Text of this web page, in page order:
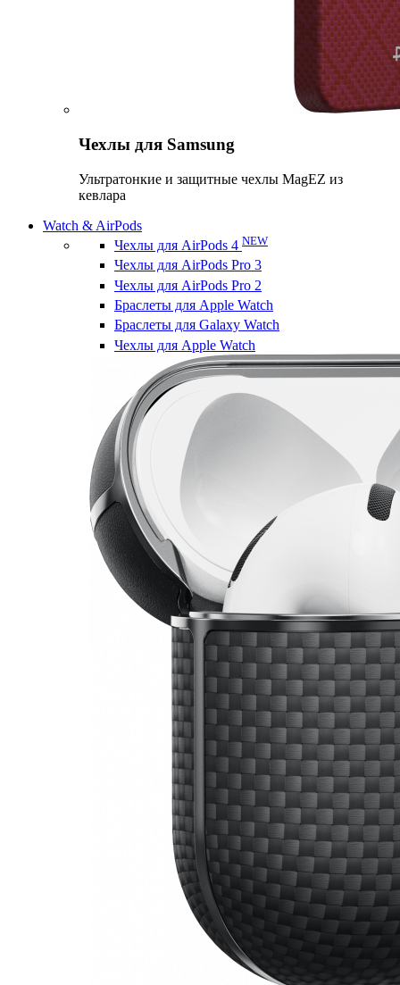
Чехлы для Samsung
Ультратонкие и защитные чехлы MagEZ из
кевлара
Watch & AirPods
Чехлы для AirPods 4 NEW
Чехлы для AirPods Pro 3
Чехлы для AirPods Pro 2
Браслеты для Apple Watch
Браслеты для Galaxy Watch
Чехлы для Apple Watch